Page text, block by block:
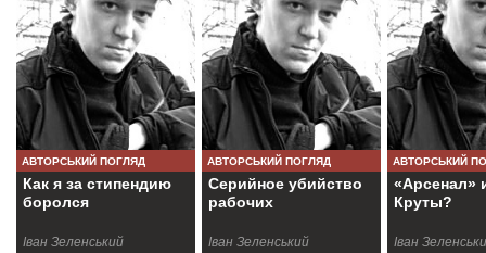
АВТОРСЬКИЙ ПОГЛЯД
Как я за стипендию
боролся
Іван Зеленський
АВТОРСЬКИЙ ПОГЛЯД
Серийное убийство
рабочих
Іван Зеленський
АВТОРСЬКИЙ
«Арсенал»
Круты?
Іван